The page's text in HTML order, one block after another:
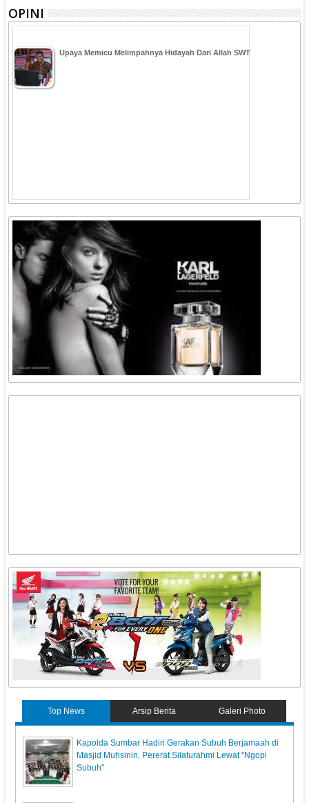
OPINI
Upaya Memicu Melimpahnya Hidayah Dari Allah SWT
Top News Arsip Berita Galeri Photo
Kapolda Sumbar Hadiri Gerakan Subuh Berjamaah di
Masjid Muhsinin, Pererat Silaturahmi Lewat "Ngopi
Subuh"